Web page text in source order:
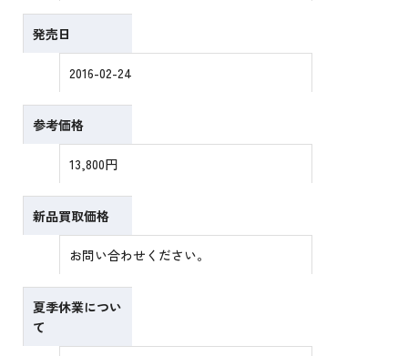
発売日
2016-02-24
参考価格
13,800円
新品買取価格
お問い合わせください。
夏季休業につい
て